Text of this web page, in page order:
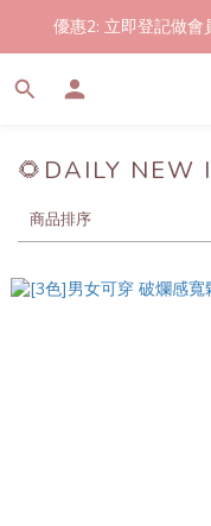
2件起包郵!(反
優惠2: 立即登記做
2件起包郵!(
🌻DAILY NEW
商品排序